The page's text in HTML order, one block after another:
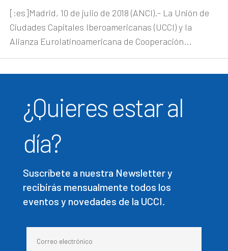
[:es]Madrid, 10 de julio de 2018 (ANCI).- La Unión de
Ciudades Capitales Iberoamericanas (UCCI) y la
Alianza Eurolatinoamericana de Cooperación...
¿Quieres estar al
día?
Suscríbete a nuestra Newsletter y
recibirás mensualmente todos los
eventos y novedades de la UCCI.